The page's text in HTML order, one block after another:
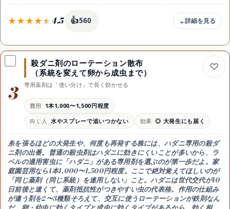
4.5 👍560
費用感
800〜1,500円程度
強み
窒息させる仕組みで抵抗性がつきにくい
注意
かかった虫にしか効かない・ムラ厳禁
葉裏中心にたっぷり・数日おきに反復
向き
野菜・収穫前・子育て家庭
3
殺ダニ剤のローテーション散布
（系統を変えて卵から成虫まで）
専用薬剤は「使い分け」で長く効かせる
費用
1本1,000〜1,500円程度
向く人
水やスプレーで追いつかない 効果 ◎ 大発生にも届く
糸を張るほどの大発生や、何度も再発する株には、ハダニ専用の殺ダ
ニ剤の出番。普通の殺虫剤はハダニに効きにくいことが多いから、 ラ
ベルの適用害虫に「ハダニ」がある専用剤を選ぶのが第一歩だよ。家
庭園芸用なら1本1,000〜1,500円程度。ここで絶対覚えてほしいのが
「同じ薬剤（同じ系統）を連用しない」 こと。ハダニは世代交代が10
日前後と速くて、薬剤抵抗性がつきやすい虫の代表格。 作用の仕組み
が違う剤を2〜3種類そろえて、交互に使うローテーションが鉄則なん